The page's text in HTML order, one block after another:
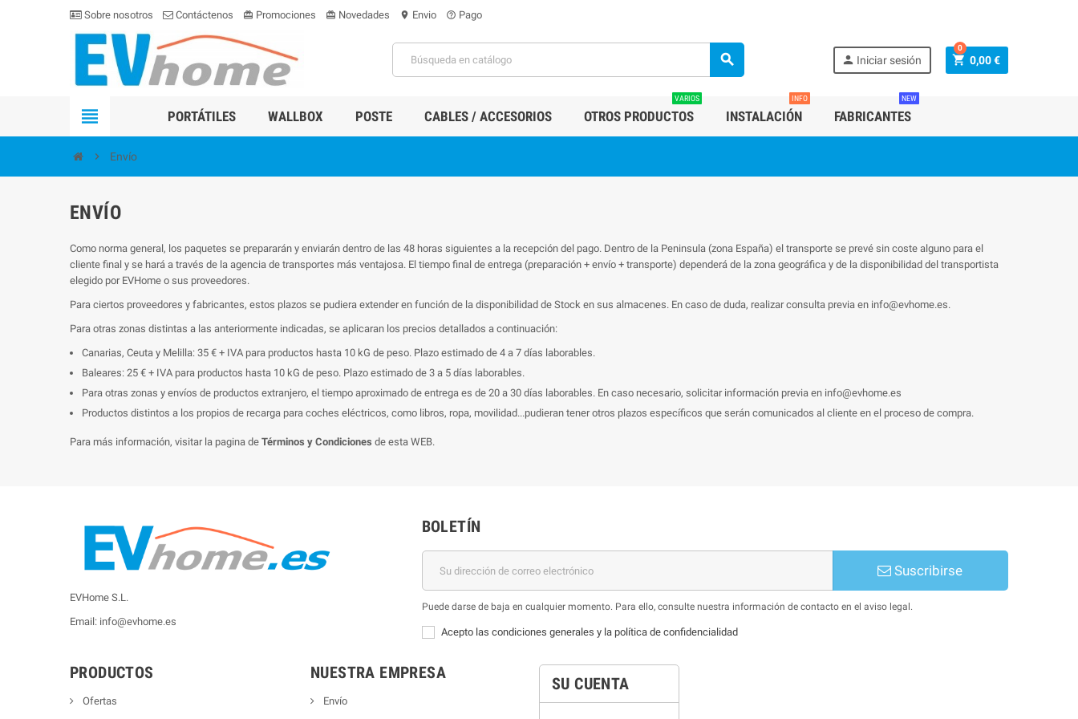
Sobre nosotros Contáctenos card_giftcard Promociones card_giftcard Novedades location_on Envio help_outline Pago
search person Iniciar sesión shopping_cart 0,00 €
0
view_headline PORTÁTILES WALLBOX POSTE CABLES / ACCESORIOS OTROS PRODUCTOS
VARIOS
INSTALACIÓN
INFO
FABRICANTES
NEW
chevron_right Envío
ENVÍO
Como norma general, los paquetes se prepararán y enviarán dentro de las 48 horas siguientes a la recepción del pago. Dentro de la Peninsula (zona España) el transporte se prevé sin coste alguno para el
cliente final y se hará a través de la agencia de transportes más ventajosa. El tiempo final de entrega (preparación + envío + transporte) dependerá de la zona geográfica y de la disponibilidad del transportista
elegido por EVHome o sus proveedores.
Para ciertos proveedores y fabricantes, estos plazos se pudiera extender en función de la disponibilidad de Stock en sus almacenes. En caso de duda, realizar consulta previa en info@evhome.es.
Para otras zonas distintas a las anteriormente indicadas, se aplicaran los precios detallados a continuación:
Canarias, Ceuta y Melilla: 35 € + IVA para productos hasta 10 kG de peso. Plazo estimado de 4 a 7 días laborables.
Baleares: 25 € + IVA para productos hasta 10 kG de peso. Plazo estimado de 3 a 5 días laborables.
Para otras zonas y envíos de productos extranjero, el tiempo aproximado de entrega es de 20 a 30 días laborables. En caso necesario, solicitar información previa en info@evhome.es
Productos distintos a los propios de recarga para coches eléctricos, como libros, ropa, movilidad...pudieran tener otros plazos específicos que serán comunicados al cliente en el proceso de compra.
Para más información, visitar la pagina de Términos y Condiciones de esta WEB.
EVHome S.L.
Email: info@evhome.es
BOLETÍN
Suscribirse
Puede darse de baja en cualquier momento. Para ello, consulte nuestra información de contacto en el aviso legal.
Acepto las condiciones generales y la política de confidencialidad
PRODUCTOS
Ofertas
NUESTRA EMPRESA
Envío
SU CUENTA